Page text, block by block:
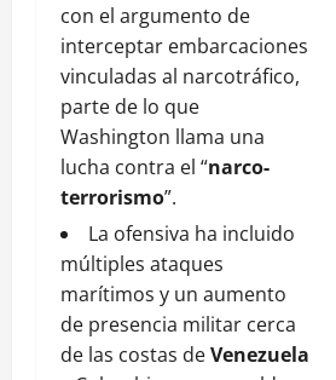
con el argumento de
interceptar embarcaciones
vinculadas al narcotráfico,
parte de lo que
Washington llama una
lucha contra el “narco-
terrorismo”.
La ofensiva ha incluido
múltiples ataques
marítimos y un aumento
de presencia militar cerca
de las costas deVenezuela